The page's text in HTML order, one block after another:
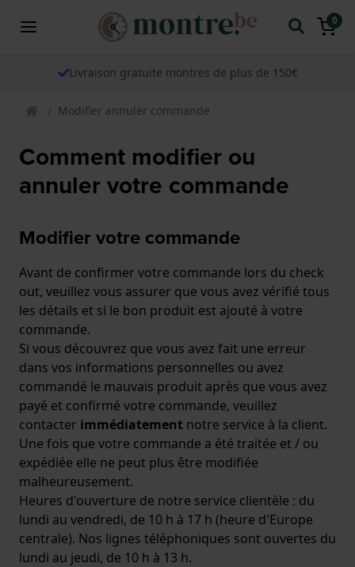
0
Livraison gratuite montres de plus de 150€
Modifier annuler commande
Comment modifier ou
annuler votre commande
Modifier votre commande
Avant de confirmer votre commande lors du check
out, veuillez vous assurer que vous avez vérifié tous
les détails et si le bon produit est ajouté à votre
commande.
Si vous découvrez que vous avez fait une erreur
dans vos informations personnelles ou avez
commandé le mauvais produit après que vous avez
payé et confirmé votre commande, veuillez
contacter immédiatement notre service à la client.
Une fois que votre commande a été traitée et / ou
expédiée elle ne peut plus être modifiée
malheureusement.
Heures d'ouverture de notre service clientèle : du
lundi au vendredi, de 10 h à 17 h (heure d'Europe
centrale). Nos lignes téléphoniques sont ouvertes du
lundi au jeudi, de 10 h à 13 h.